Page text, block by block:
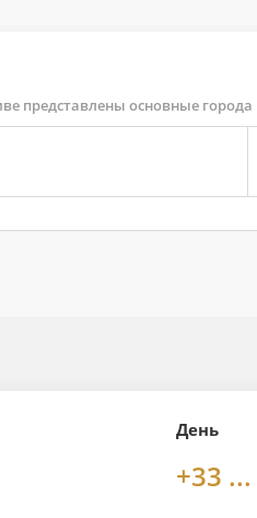
представлены основные
День
+33